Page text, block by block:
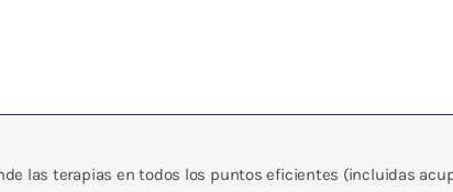
las terapias en todos los puntos eficientes (incluidas